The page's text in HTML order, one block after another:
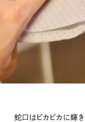
蛇口はピカピカに輝き